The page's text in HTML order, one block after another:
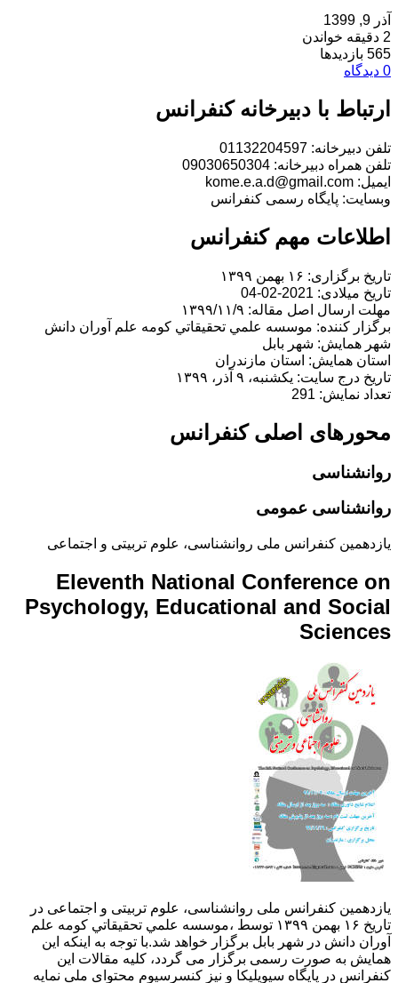
آذر 9, 1399
2 دقیقه خواندن
565 بازدیدها
0 دیدگاه
ارتباط با دبیرخانه کنفرانس
تلفن دبیرخانه: 01132204597
تلفن همراه دبیرخانه: 09030650304
ایمیل: kome.e.a.d@gmail.com
وبسایت: پایگاه رسمی کنفرانس
اطلاعات مهم کنفرانس
تاریخ برگزاری: ۱۶ بهمن ۱۳۹۹
تاریخ میلادی: 2021-02-04
مهلت ارسال اصل مقاله: ۱۳۹۹/۱۱/۹
برگزار کننده: موسسه علمي تحقيقاتي كومه علم آوران دانش
شهر همایش: شهر بابل
استان همایش: استان مازندران
تاریخ درج سایت: یکشنبه، ۹ آذر، ۱۳۹۹
تعداد نمایش: 291
محورهای اصلی کنفرانس
روانشناسی
روانشناسی عمومی
یازدهمین کنفرانس ملی روانشناسی، علوم تربیتی و اجتماعی
Eleventh National Conference on
Psychology, Educational and Social
Sciences
یازدهمین کنفرانس ملی روانشناسی، علوم تربیتی و اجتماعی در
تاریخ ۱۶ بهمن ۱۳۹۹ توسط ،موسسه علمي تحقيقاتي كومه علم
آوران دانش در شهر بابل برگزار خواهد شد.با توجه به اینکه این
همایش به صورت رسمی برگزار می گردد، کلیه مقالات این
کنفرانس در پایگاه سیویلیکا و نیز کنسرسیوم محتوای ملی نمایه